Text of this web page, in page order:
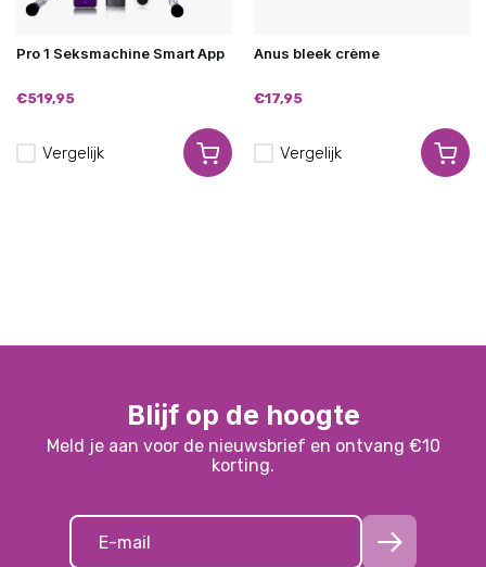
Pro 1 Seksmachine Smart App
€519,95
Vergelijk
Anus bleek crème
€17,95
Vergelijk
Blijf op de hoogte
Meld je aan voor de nieuwsbrief en ontvang €10
korting.